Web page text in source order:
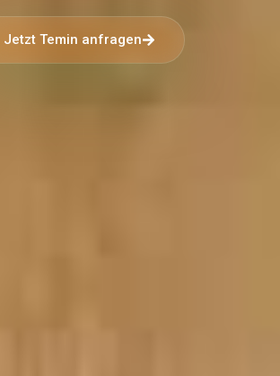
Jetzt Temin anfragen